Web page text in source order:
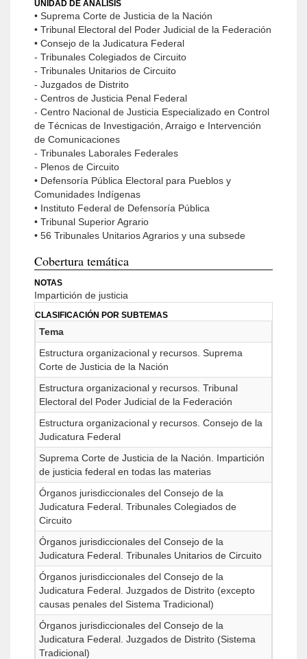
UNIDAD DE ANÁLISIS
• Suprema Corte de Justicia de la Nación
• Tribunal Electoral del Poder Judicial de la Federación
• Consejo de la Judicatura Federal
- Tribunales Colegiados de Circuito
- Tribunales Unitarios de Circuito
- Juzgados de Distrito
- Centros de Justicia Penal Federal
- Centro Nacional de Justicia Especializado en Control
de Técnicas de Investigación, Arraigo e Intervención
de Comunicaciones
- Tribunales Laborales Federales
- Plenos de Circuito
• Defensoría Pública Electoral para Pueblos y
Comunidades Indígenas
• Instituto Federal de Defensoría Pública
• Tribunal Superior Agrario
• 56 Tribunales Unitarios Agrarios y una subsede
Cobertura temática
NOTAS
Impartición de justicia
CLASIFICACIÓN POR SUBTEMAS
Tema
Estructura organizacional y recursos. Suprema
Corte de Justicia de la Nación
Estructura organizacional y recursos. Tribunal
Electoral del Poder Judicial de la Federación
Estructura organizacional y recursos. Consejo de la
Judicatura Federal
Suprema Corte de Justicia de la Nación. Impartición
de justicia federal en todas las materias
Órganos jurisdiccionales del Consejo de la
Judicatura Federal. Tribunales Colegiados de
Circuito
Órganos jurisdiccionales del Consejo de la
Judicatura Federal. Tribunales Unitarios de Circuito
Órganos jurisdiccionales del Consejo de la
Judicatura Federal. Juzgados de Distrito (excepto
causas penales del Sistema Tradicional)
Órganos jurisdiccionales del Consejo de la
Judicatura Federal. Juzgados de Distrito (Sistema
Tradicional)